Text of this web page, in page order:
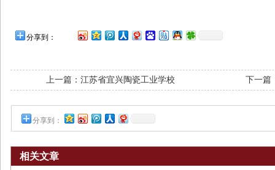
分享到：
上一篇： 江苏省宜兴陶瓷工业学校 下一篇
分享到：
相关文章